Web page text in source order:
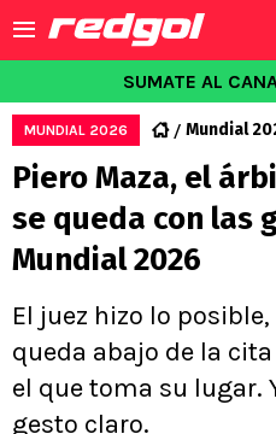
SUMATE AL
MUNDIAL 2026 Mundial
Piero Maza, el
se queda con las
Mundial 2026
El juez hizo lo
queda abajo de la
el que toma su lugar.
gesto claro.